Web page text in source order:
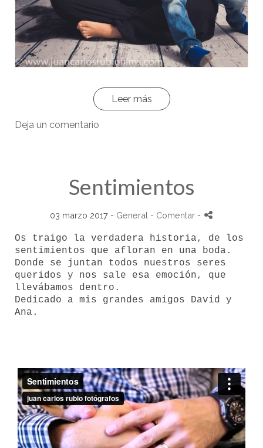
Leer más
Deja un comentario
Sentimientos
03 marzo 2017 - General - Comentar -
Os traigo la verdadera historia, de los
sentimientos que afloran en una boda.
Donde se juntan todos nuestros seres
queridos y nos sale esa emoción, que
llevábamos dentro.
Dedicado a mis grandes amigos David y
Ana.